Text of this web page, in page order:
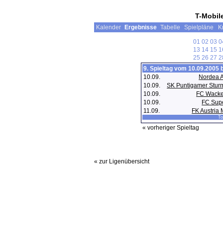
T-
Kalender Ergebnisse Tabelle Spielpläne
01 02 03
13 14 15
25 26 27
9. Spieltag vom 10.09.2005
10.09.
Nordea
10.09.
SK Puntigamer
10.09.
FC
10.09.
FC
11.09.
FK Austria
« vorheriger Spieltag
« zur Ligenübersicht